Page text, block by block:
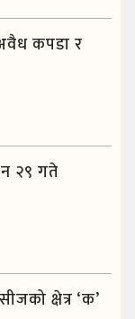
कपडा र
२९ गते
क्षेत्र ‘क’